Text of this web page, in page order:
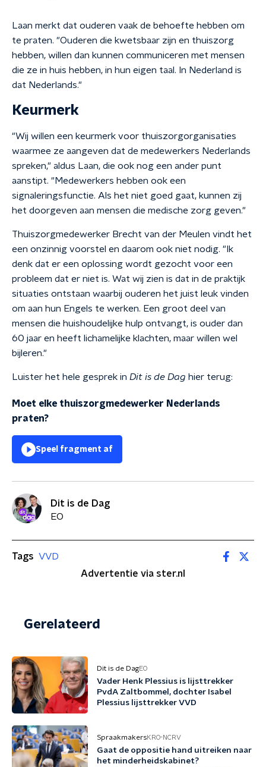
Laan merkt dat ouderen vaak de behoefte hebben om
te praten. "Ouderen die kwetsbaar zijn en thuiszorg
hebben, willen dan kunnen communiceren met mensen
die ze in huis hebben, in hun eigen taal. In Nederland is
dat Nederlands."
Keurmerk
"Wij willen een keurmerk voor thuiszorgorganisaties
waarmee ze aangeven dat de medewerkers Nederlands
spreken," aldus Laan, die ook nog een ander punt
aanstipt. "Medewerkers hebben ook een
signaleringsfunctie. Als het niet goed gaat, kunnen zij
het doorgeven aan mensen die medische zorg geven."
Thuiszorgmedewerker Brecht van der Meulen vindt het
een onzinnig voorstel en daarom ook niet nodig. "Ik
denk dat er een oplossing wordt gezocht voor een
probleem dat er niet is. Wat wij zien is dat in de praktijk
situaties ontstaan waarbij ouderen het juist leuk vinden
om aan hun Engels te werken. Een groot deel van
mensen die huishoudelijke hulp ontvangt, is ouder dan
60 jaar en heeft lichamelijke klachten, maar willen wel
bijleren."
Luister het hele gesprek in Dit is de Dag hier terug:
Moet elke thuiszorgmedewerker Nederlands
praten?
Speel fragment af
Dit is de Dag
EO
Tags VVD
Advertentie via ster.nl
Gerelateerd
Dit is de DagEO
Vader Henk Plessius is lijsttrekker
PvdA Zaltbommel, dochter Isabel
Plessius lijsttrekker VVD
SpraakmakersKRO-NCRV
Gaat de oppositie hand uitreiken naar
het minderheidskabinet?